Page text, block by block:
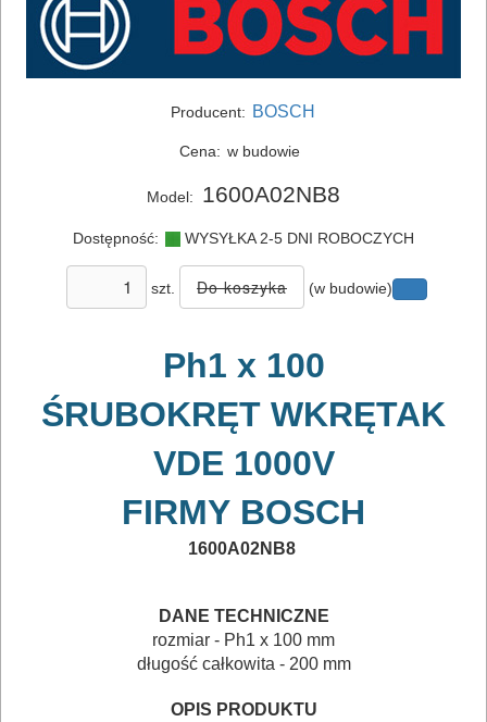
OSPRZĘT
ELEKTRONARZĘDZI
TRANSPORTOWANIE
BUDOWLANE
GLAZURNICZE
URZĄDZENIA
BUDOWLANE
Producent: BOSCH
Cena: w budowie
Model: 1600A02NB8
Dostępność: WYSYŁKA 2-5 DNI ROBOCZYCH
szt. (w budowie)
Ph1 x 100
ŚRUBOKRĘT WKRĘTAK
VDE 1000V
FIRMY BOSCH
1600A02NB8
DANE TECHNICZNE
rozmiar - Ph1 x 100 mm
długość całkowita - 200 mm
OPIS PRODUKTU